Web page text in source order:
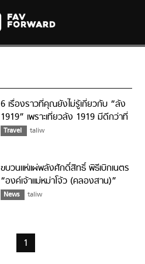
6 เรื่องราวที่คุณยังไม่รู้เกี่ยวกับ “ล้ง
1919” เพราะเที่ยวล้ง 1919 มีดีกว่าที่
คิด
Travel taliw
ขบวนแห่แผ่พลังศักดิ์สิทธิ์ พิธีเบิกเนตร
“องค์เจ้าแม่หม่าโจ้ว (คลองสาน)”
News taliw
1